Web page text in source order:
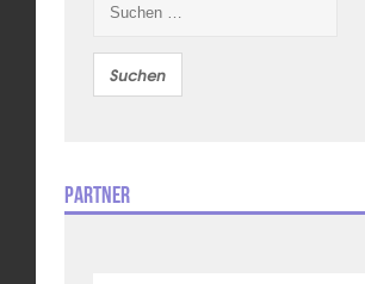
nach:
Partner